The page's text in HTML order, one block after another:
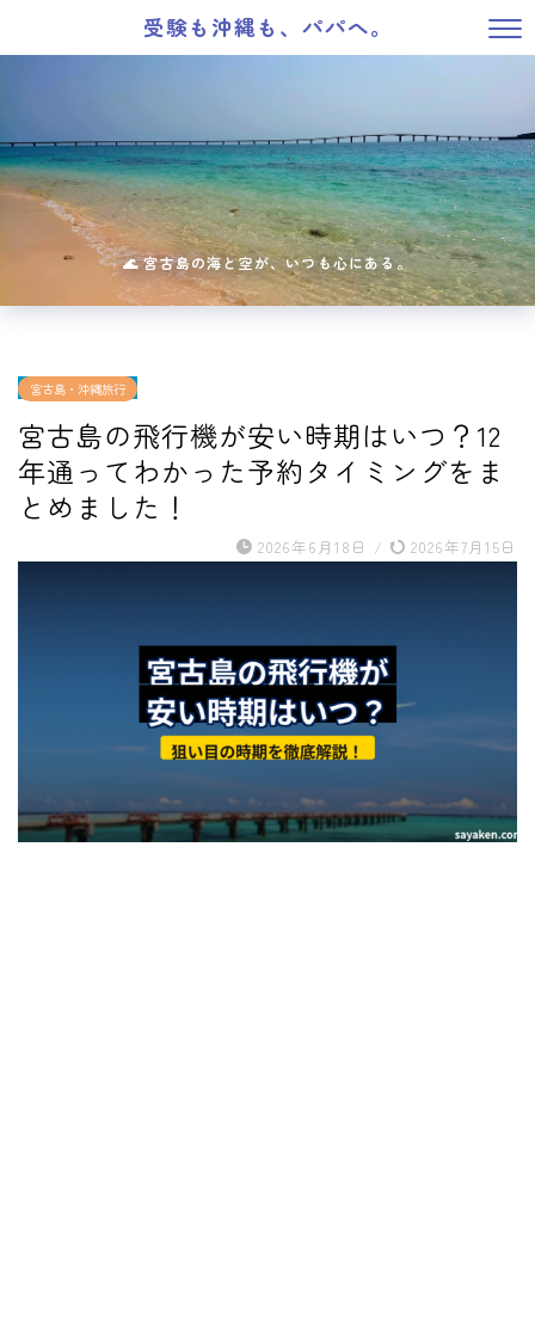
受験も沖縄も、パパへ。
宮古島・沖縄旅行
宮古島の飛行機が安い時期はいつ？12
年通ってわかった予約タイミングをま
とめました！
2026年6月18日 / 2026年7月15日